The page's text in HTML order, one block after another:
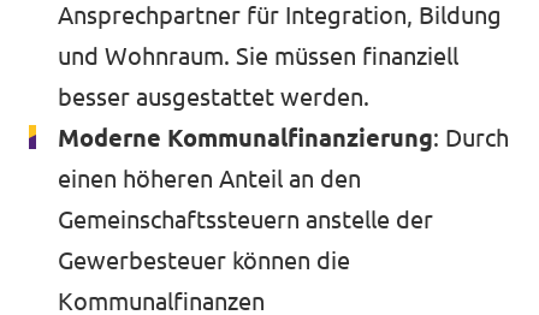
Ansprechpartner für Integration, Bildung
und Wohnraum. Sie müssen finanziell
besser ausgestattet werden.
Moderne Kommunalfinanzierung: Durch
einen höheren Anteil an den
Gemeinschaftssteuern anstelle der
Gewerbesteuer können die
Kommunalfinanzen